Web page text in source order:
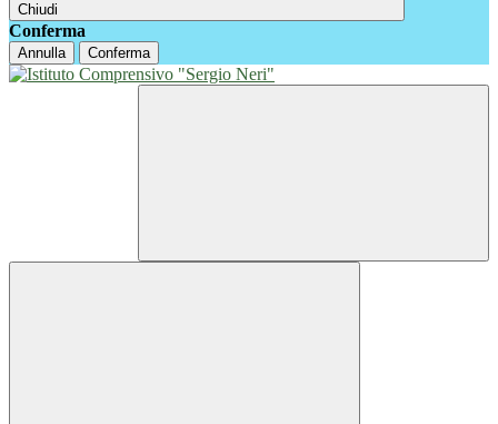
Chiudi
Conferma
Annulla Conferma